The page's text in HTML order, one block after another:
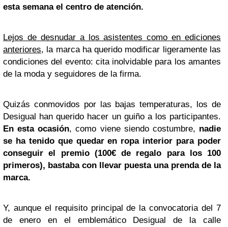
esta semana el centro de atención.
Lejos de desnudar a los asistentes como en ediciones
anteriores, la marca ha querido modificar ligeramente las
condiciones del evento: cita inolvidable para los amantes
de la moda y seguidores de la firma.
Quizás conmovidos por las bajas temperaturas, los de
Desigual han querido hacer un guiño a los participantes.
En esta ocasión, como viene siendo costumbre, nadie
se ha tenido que quedar en ropa interior para poder
conseguir el premio (100€ de regalo para los 100
primeros), bastaba con llevar puesta una prenda de la
marca.
Y, aunque el requisito principal de la convocatoria del 7
de enero en el emblemático Desigual de la calle